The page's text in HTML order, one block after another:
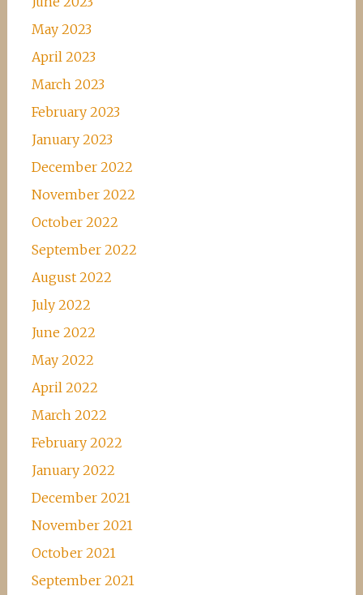
May 2023
April 2023
March 2023
February 2023
January 2023
December 2022
November 2022
October 2022
September 2022
August 2022
July 2022
June 2022
May 2022
April 2022
March 2022
February 2022
January 2022
December 2021
November 2021
October 2021
September 2021